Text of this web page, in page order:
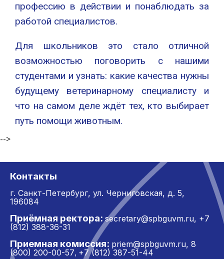
профессию в действии и понаблюдать за
работой специалистов.
Для школьников это стало отличной
возможностью поговорить с нашими
студентами и узнать: какие качества нужны
будущему ветеринарному специалисту и
что на самом деле ждёт тех, кто выбирает
путь помощи животным.
-->
Контакты
г. Санкт-Петербург, ул. Черниговская, д. 5,
196084
Приёмная ректора: secretary@spbguvm.ru, +7
(812) 388-36-31
Приемная комиссия: priem@spbguvm.ru, 8
(800) 200-00-57, +7 (812) 387-51-44